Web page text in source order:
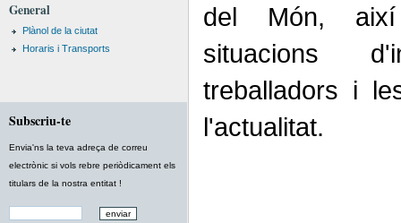
General
Plànol de la ciutat
Horaris i Transports
Subscriu-te
Envia'ns la teva adreça de correu
electrònic si vols rebre periòdicament els
titulars de la nostra entitat !
del Món,
situacions
treballadors i
l'actualitat.